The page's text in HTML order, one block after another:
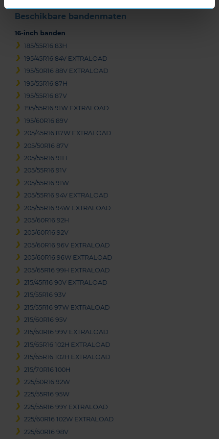
Beschikbare bandenmaten
16-inch banden
185/55R16 83H
195/45R16 84V EXTRALOAD
195/50R16 88V EXTRALOAD
195/55R16 87H
195/55R16 87V
195/55R16 91W EXTRALOAD
195/60R16 89V
205/45R16 87W EXTRALOAD
205/50R16 87V
205/55R16 91H
205/55R16 91V
205/55R16 91W
205/55R16 94V EXTRALOAD
205/55R16 94W EXTRALOAD
205/60R16 92H
205/60R16 92V
205/60R16 96V EXTRALOAD
205/60R16 96W EXTRALOAD
205/65R16 99H EXTRALOAD
215/45R16 90V EXTRALOAD
215/55R16 93V
215/55R16 97W EXTRALOAD
215/60R16 95V
215/60R16 99V EXTRALOAD
215/65R16 102H EXTRALOAD
215/65R16 102H EXTRALOAD
215/70R16 100H
225/50R16 92W
225/55R16 95W
225/55R16 99Y EXTRALOAD
225/60R16 102W EXTRALOAD
225/60R16 98V